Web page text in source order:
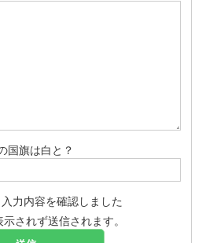
国旗は白と？
入力内容を確認しました
されず送信されます。